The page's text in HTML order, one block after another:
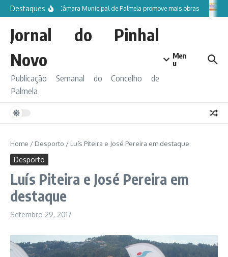
Ir para o conteúdo
Destaques Câmara Municipal de Palmela promove mais obras
Jornal do Pinhal
Novo
Publicação Semanal do Concelho de
Palmela
Men
u
Home / Desporto / Luís Piteira e José Pereira em destaque
Desporto
Luís Piteira e José Pereira em
destaque
Setembro 29, 2017